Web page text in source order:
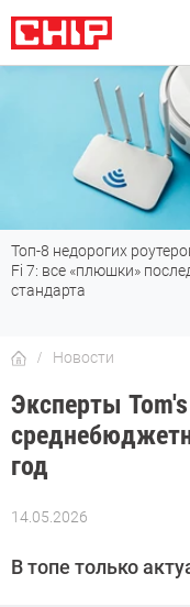
Топ-8 недорогих
Fi 7: все «плюшки»
стандарта
Новости
Эксперты
год
14.05.2026
Автор:
Калашников
В топе только